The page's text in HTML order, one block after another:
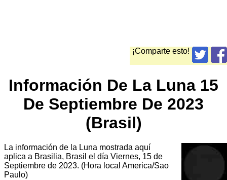
¡Comparte esto!
Información De La Luna 15
De Septiembre De 2023
(Brasil)
La información de la Luna mostrada aquí
aplica a Brasilia, Brasil el día Viernes, 15 de
Septiembre de 2023. (Hora local America/Sao
Paulo)